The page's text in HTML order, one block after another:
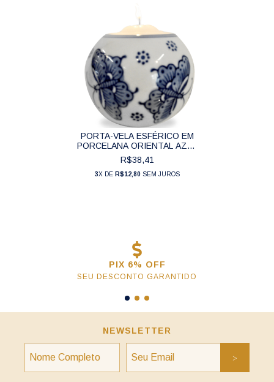
PORTA-VELA ESFÉRICO EM
PORCELANA ORIENTAL AZUL
E BRANCO BORBOLETAS (7
CM) - CIS171
R$38,41
3X DE R$12,80SEM JUROS
PIX 6% OFF
SEU DESCONTO GARANTIDO
NEWSLETTER